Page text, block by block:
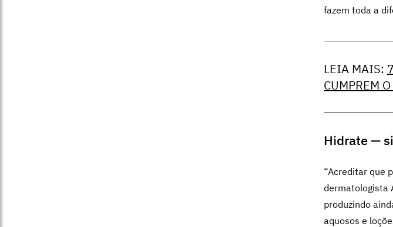
fazem toda a
LEIA MAIS:
CUMPREM
Hidrate —
“Acreditar que
dermatologista
produzindo
aquosos e